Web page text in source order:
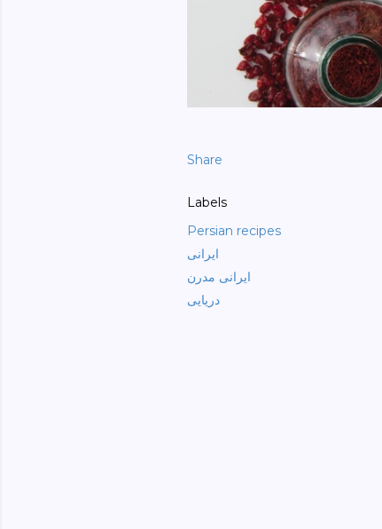
Share
Labels
Persian recipes
ایرانی
ایرانی مدرن
دریایی